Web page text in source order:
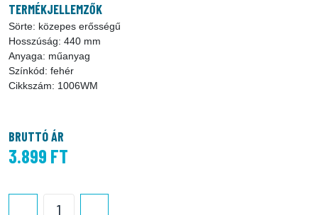
TERMÉKJELLEMZŐK
Sörte: közepes erősségű
Hosszúság: 440 mm
Anyaga: műanyag
Színkód: fehér
Cikkszám: 1006WM
BRUTTÓ ÁR
3.899 FT